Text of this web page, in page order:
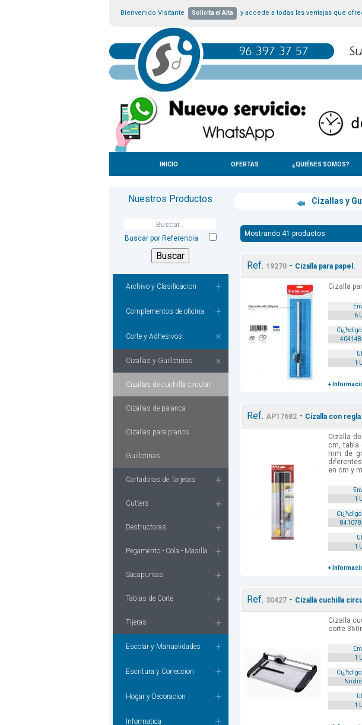
Bienvenido Visitante Solicita el Alta y accede a todas las ventajas que
INICIO OFERTAS ¿QUIÉNES SOMOS?
Nuestros Productos
Buscar por Referencia
Archivo y Clasificacion
Complementos de oficina
Corte y Adhesivos
Cizallas y Guillotinas
Cizallas de cuchilla circular
Cizallas de palanca
Cizallas para planos
Guillotinas
Cortadoras de Tarjetas
Cutters
Destructoras
Pegamento - Cola - Masilla
Sacapuntas
Tablas de Corte
Tijeras
Escolar y Manualidades
Escritura y Correccion
Hogar y Decoracion
Informatica
Cizallas y
Mostrando 41 productos
Ref. 19270- Cizalla para papel.
Cizalla
6
1
+
Ref. AP17682- Cizalla con
Cizalla
cm, tabla
mm de
en cm y
1
1
+
Ref. 30427- Cizalla cuchilla
Cizalla
corte
1
No
1